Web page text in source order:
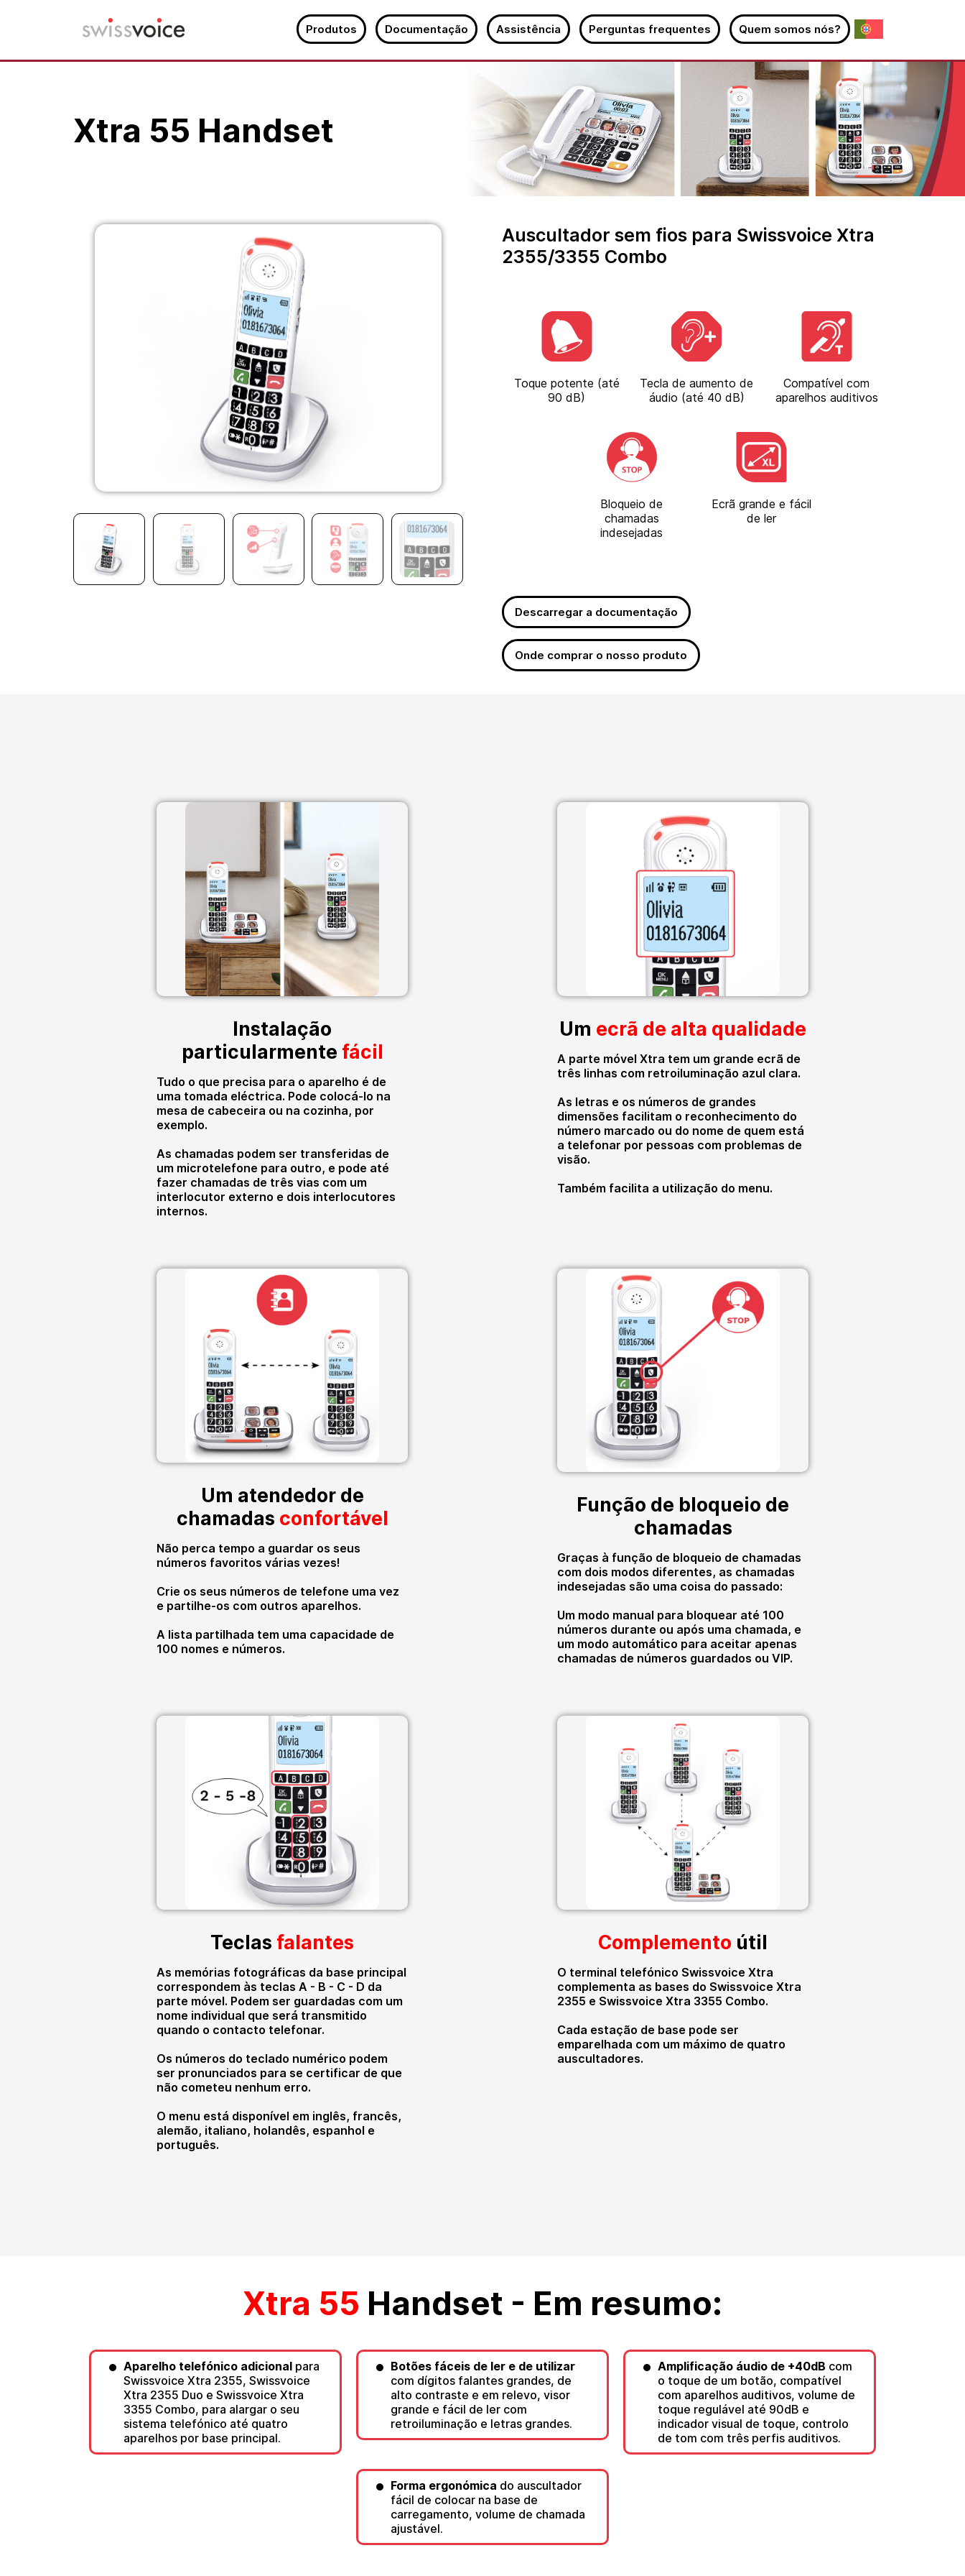
Produtos Documentação Assistência Perguntas frequentes Quem somos nós?
Xtra 55 Handset
Auscultador sem fios para Swissvoice Xtra
2355/3355 Combo
Toque potente (até
90 dB)
Tecla de aumento de
áudio (até 40 dB)
Compatível com
aparelhos auditivos
Bloqueio de
chamadas
indesejadas
Ecrã grande e fácil
de ler
Descarregar a documentação
Onde comprar o nosso produto
Instalação
particularmente fácil
Tudo o que precisa para o aparelho é de
uma tomada eléctrica. Pode colocá-lo na
mesa de cabeceira ou na cozinha, por
exemplo.
As chamadas podem ser transferidas de
um microtelefone para outro, e pode até
fazer chamadas de três vias com um
interlocutor externo e dois interlocutores
internos.
Um ecrã de alta qualidade
A parte móvel Xtra tem um grande ecrã de
três linhas com retroiluminação azul clara.
As letras e os números de grandes
dimensões facilitam o reconhecimento do
número marcado ou do nome de quem está
a telefonar por pessoas com problemas de
visão.
Também facilita a utilização do menu.
Um atendedor de
chamadas confortável
Não perca tempo a guardar os seus
números favoritos várias vezes!
Crie os seus números de telefone uma vez
e partilhe-os com outros aparelhos.
A lista partilhada tem uma capacidade de
100 nomes e números.
Função de bloqueio de
chamadas
Graças à função de bloqueio de chamadas
com dois modos diferentes, as chamadas
indesejadas são uma coisa do passado:
Um modo manual para bloquear até 100
números durante ou após uma chamada, e
um modo automático para aceitar apenas
chamadas de números guardados ou VIP.
Teclas falantes
As memórias fotográficas da base principal
correspondem às teclas A - B - C - D da
parte móvel. Podem ser guardadas com um
nome individual que será transmitido
quando o contacto telefonar.
Os números do teclado numérico podem
ser pronunciados para se certificar de que
não cometeu nenhum erro.
O menu está disponível em inglês, francês,
alemão, italiano, holandês, espanhol e
português.
Complemento útil
O terminal telefónico Swissvoice Xtra
complementa as bases do Swissvoice Xtra
2355 e Swissvoice Xtra 3355 Combo.
Cada estação de base pode ser
emparelhada com um máximo de quatro
auscultadores.
Xtra 55 Handset - Em resumo:
Aparelho telefónico adicional para
Swissvoice Xtra 2355, Swissvoice
Xtra 2355 Duo e Swissvoice Xtra
3355 Combo, para alargar o seu
sistema telefónico até quatro
aparelhos por base principal.
Botões fáceis de ler e de utilizar
com dígitos falantes grandes, de
alto contraste e em relevo, visor
grande e fácil de ler com
retroiluminação e letras grandes.
Amplificação áudio de +40dB com
o toque de um botão, compatível
com aparelhos auditivos, volume de
toque regulável até 90dB e
indicador visual de toque, controlo
de tom com três perfis auditivos.
Forma ergonómica do auscultador
fácil de colocar na base de
carregamento, volume de chamada
ajustável.